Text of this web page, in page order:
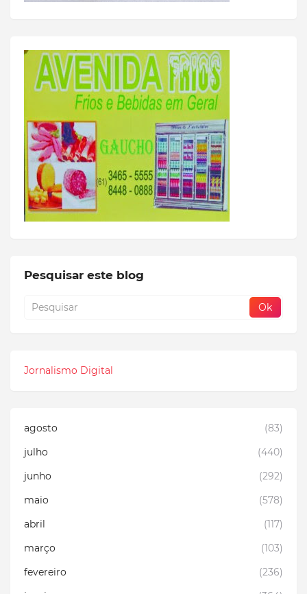
Pesquisar este blog
Jornalismo Digital
agosto
(83)
julho
(440)
junho
(292)
maio
(578)
abril
(117)
março
(103)
fevereiro
(236)